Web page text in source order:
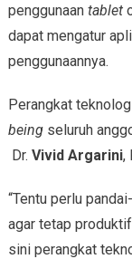
penggunaantablet
dapat mengatur
penggunaannya.
Perangkat
beingseluruh
Dr. Vivid Argarini,
“Tentu perlu
agar tetap
sini perangkat